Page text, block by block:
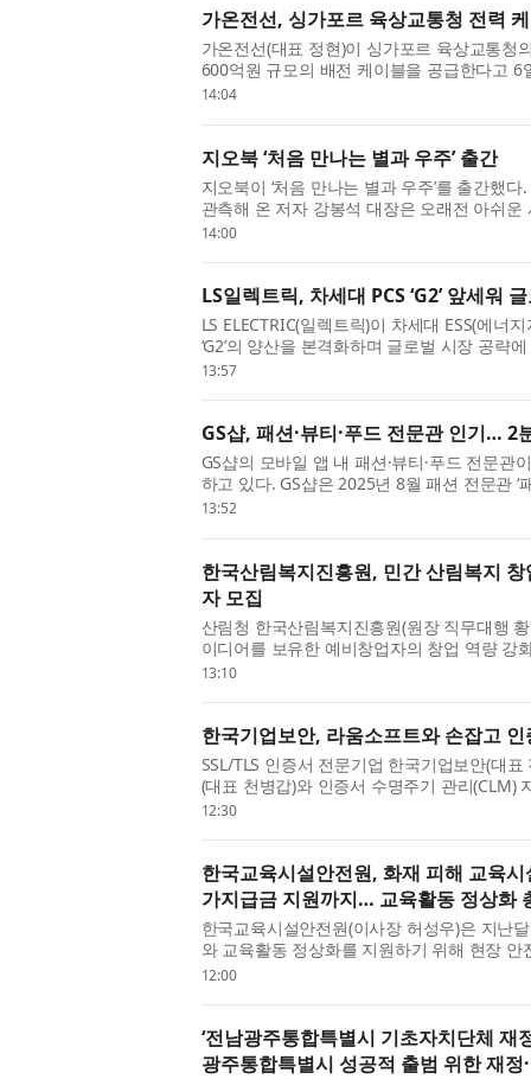
가온전선, 싱가포르 육상교통청 전력
가온전선(대표 정현)이 싱가포르 육상교통청
600억원 규모의 배전 케이블을 공급한다고
더 등록 후 첫 수주를 확보하며, 향후 MRT를
14:04
지오북 ‘처음 만나는 별과 우주’ 출간
지오북이 ‘처음 만나는 별과 우주’를 출간했
관측해 온 저자 강봉석 대장은 오래전 아쉬
원경으로 별을 직접 보고도 기대만큼 감동하
14:00
LS일렉트릭, 차세대 PCS ‘G2’ 앞세워
LS ELECTRIC(일렉트릭)이 차세대 ESS(에너
‘G2’의 양산을 본격화하며 글로벌 시장 공략
천안사업장 DC팩토리에서 구자균 회장을 비
13:57
GS샵, 패션·뷰티·푸드 전문관 인기… 2
GS샵의 모바일 앱 내 패션·뷰티·푸드 전문
하고 있다. GS샵은 2025년 8월 패션 전문관
티 전문관 ‘뷰티#(샵)’과 식품 전문관 ‘맛있는
13:52
한국산림복지진흥원, 민간 산림복지 창
자 모집
산림청 한국산림복지진흥원(원장 직무대행
이디어를 보유한 예비창업자의 창업 역량 강
업·성장 패키지 FOR:SEED(예비창업패키지
13:10
한국기업보안, 라움소프트와 손잡고
SSL/TLS 인증서 전문기업 한국기업보안(대
(대표 천병갑)와 인증서 수명주기 관리(CLM)
한 전략적 업무협약(MOU)을 체결했다고 밝
12:30
한국교육시설안전원, 화재 피해 교육
가지급금 지원까지… 교육활동 정상화
한국교육시설안전원(이사장 허성우)은 지난
와 교육활동 정상화를 지원하기 위해 현장
밝혔다. 허성우 한국교육시설안전원 이사장
12:00
‘전남광주통합특별시 기초자치단체 재
광주통합특별시 성공적 출범 위한 재정